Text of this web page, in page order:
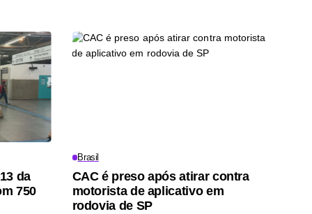
da
750
Brasil
CAC é preso após atirar contra
motorista de aplicativo em
rodovia de SP